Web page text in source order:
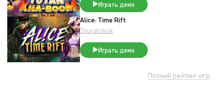
Играть демо
Alice: Time Rift
Thunderkick
Играть демо
Полный рейтинг игр